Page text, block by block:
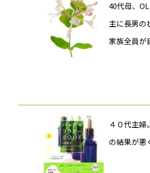
40代母、
主に長男の
家族全員
４０代主
の結果が悪